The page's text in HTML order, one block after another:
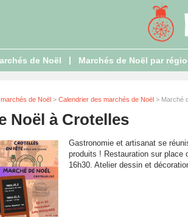
de Noël | Marchés de Noël par
de Noël > Calendrier des marchés de Noël > Marché
Noël à Crotelles
Gastronomie et artisanat se
produits ! Restauration sur place
16h30. Atelier dessin et